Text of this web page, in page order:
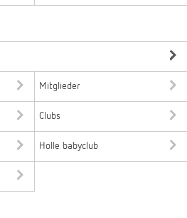
Mitglieder
Clubs
Holle babyclub